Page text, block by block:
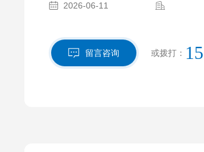
2026-06-11
留言咨询 或拨打：